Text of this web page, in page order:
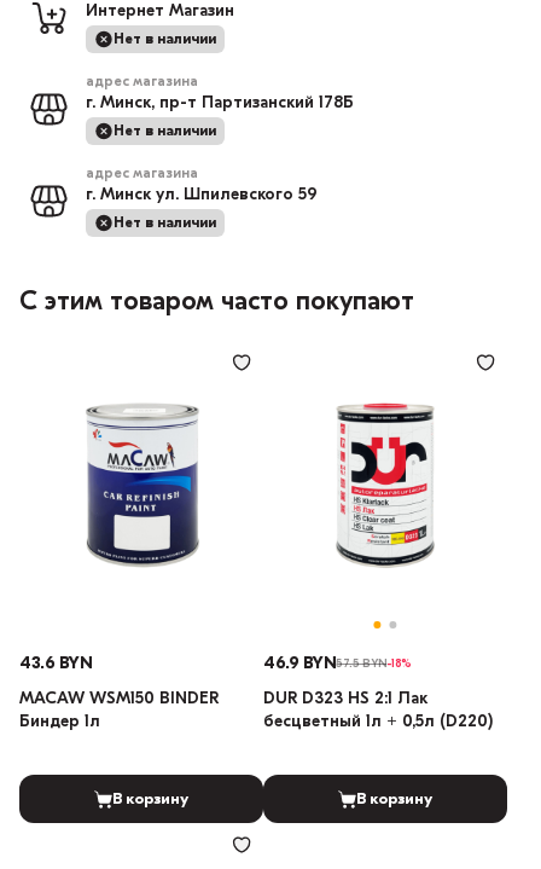
Интернет Магазин
Нет в наличии
адрес магазина
г. Минск, пр-т Партизанский 178Б
Нет в наличии
адрес магазина
г. Минск ул. Шпилевского 59
Нет в наличии
С этим товаром часто покупают
43.6 BYN
MACAW WSM150 BINDER
Биндер 1л
В корзину
46.9 BYN57.5 BYN-18%
DUR D323 HS 2:1 Лак
бесцветный 1л + 0,5л (D220)
В корзину